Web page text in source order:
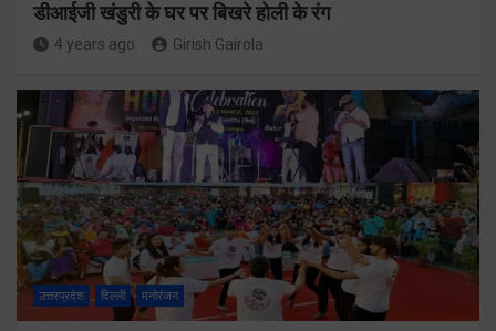
डीआईजी खंडुरी के घर पर बिखरे होली के रंग
4 years ago Girish Gairola
उत्तरप्रदेश दिल्ली मनोरंजन